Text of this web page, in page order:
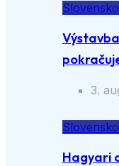
Slovensko
3.
Slovensko
Hagyari